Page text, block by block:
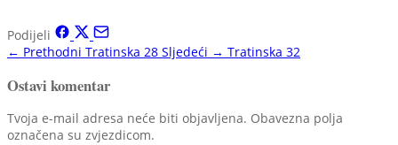
Podijeli
← Prethodni Tratinska 28 Sljedeći → Tratinska 32
Ostavi komentar
Tvoja e-mail adresa neće biti objavljena. Obavezna polja
označena su zvjezdicom.